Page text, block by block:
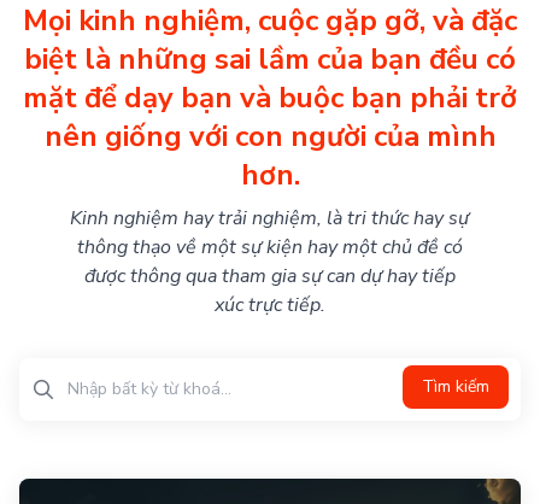
Mọi kinh nghiệm, cuộc gặp gỡ, và đặc
biệt là những sai lầm của bạn đều có
mặt để dạy bạn và buộc bạn phải trở
nên giống với con người của mình
hơn.
Kinh nghiệm hay trải nghiệm, là tri thức hay sự
thông thạo về một sự kiện hay một chủ đề có
được thông qua tham gia sự can dự hay tiếp
xúc trực tiếp.
Tìm kiếm